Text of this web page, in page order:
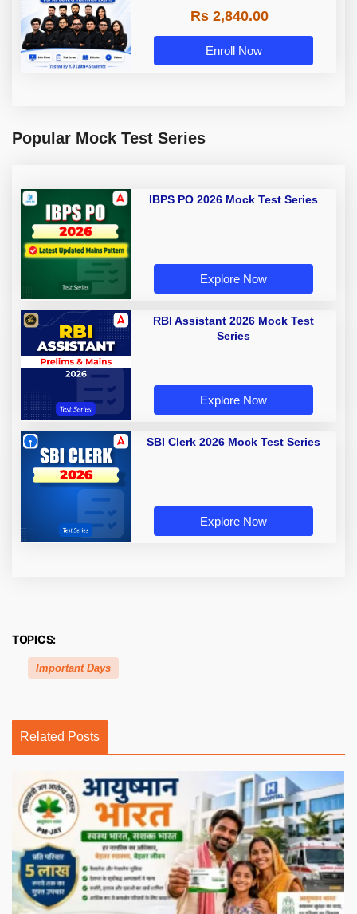
Rs 2,840.00
Enroll Now
Popular Mock Test Series
IBPS PO 2026 Mock Test Series
Explore Now
RBI Assistant 2026 Mock Test
Series
Explore Now
SBI Clerk 2026 Mock Test Series
Explore Now
TOPICS:
Important Days
Related Posts